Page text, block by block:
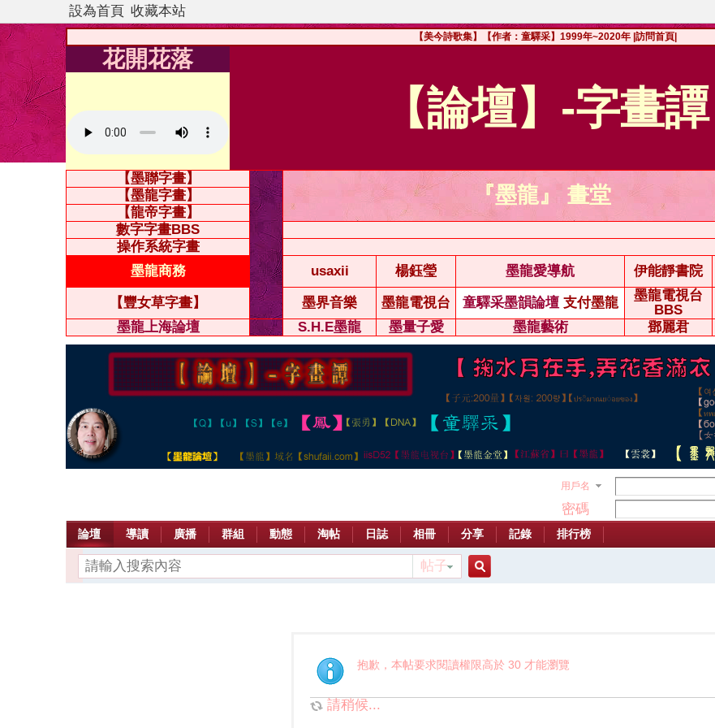
設為首頁 收藏本站
【美今詩歌集】【作者：童驛采】1999年~2020年 |訪問首頁|
花開花落
【論壇】-字畫譚
【墨聯字畫】
『墨龍』 畫堂
【墨龍字畫】
【龍帝字畫】
數字字畫BBS
操作系統字畫
墨龍商務
usaxii 楊鈺瑩 墨龍愛導航 伊能靜書院
【豐女草字畫】 墨界音樂 墨龍電視台 童驛采墨韻論壇 支付墨龍
墨龍電視台
BBS
墨龍上海論壇
S.H.E墨龍 墨量子愛 墨龍藝術 鄧麗君
用戶名
密碼
論壇 導讀 廣播 群組 動態 淘帖 日誌 相冊 分享 記錄 排行榜
帖子
索
抱歉，本帖要求閱讀權限高於 30 才能瀏覽
請稍候...